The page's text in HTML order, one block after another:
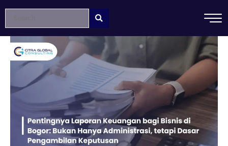
konten
Pentingnya
Laporan
Keuangan
Bisnis
Bogor:
Bukan
Hanya